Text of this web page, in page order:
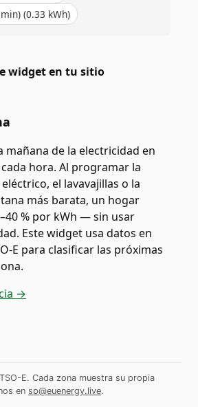
(0.33 kWh)
widget en tu sitio
mañana de la electricidad en
hora. Al programar la
el lavavajillas o la
más barata, un hogar
% por kWh — sin usar
Este widget usa datos en
E para clasificar las próximas
→
E. Cada zona muestra su propia
en sp@euenergy.live.